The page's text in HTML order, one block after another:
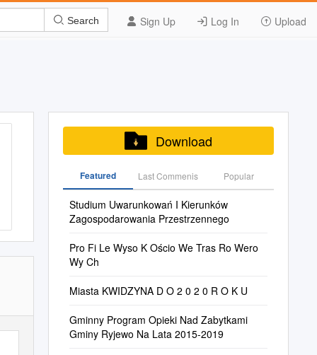
Sign Up Log In Upload
Search
Download
Featured Last Commenis Popular
Studium Uwarunkowań I Kierunków
Zagospodarowania Przestrzennego
Pro Fi Le Wyso K Ościo We Tras Ro Wero
Wy Ch
Miasta KWIDZYNA D O 2 0 2 0 R O K U
Gminny Program Opieki Nad Zabytkami
Gminy Ryjewo Na Lata 2015-2019